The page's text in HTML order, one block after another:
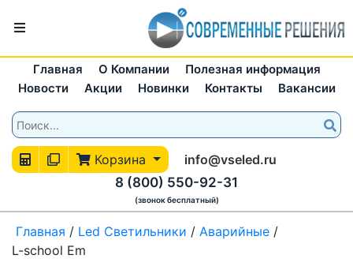
Главная О Компании
Полезная информация
Новости
Акции Новинки Контакты Вакансии
Корзина
info@vseled.ru
8 (800) 550-92-31
(звонок бесплатный)
Главная / Led Светильники / Аварийные /
L-school Em